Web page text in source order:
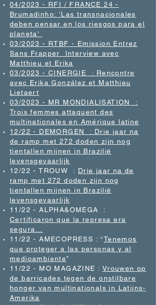
04/2023 - RFI / FRANCE 24 -
Brumadinho: 'Las transnacionales
deben pensar en los riesgos para el
planeta'
03/2023 - RTBF - Emission Entrez
Sans Frapper Interview avec
Matthieu et Erika
03/2023 - CINERGIE : Rencontre
avec Erika González et Matthieu
Lietaert
03/2023 - MR MONDIALISATION
:
Trois femmes attaquent des
multinationales en Amérique latine
12/22 - DEMORGEN : Drie jaar na
de ramp met 272 doden zijn nog
tientallen mijnen in Brazilië
levensgevaarlijk
12/22 - TROUW : Drie jaar na de
ramp met 272 doden zijn nog
tientallen mijnen in Brazilië
levensgevaarlijk
11/22 - ALPHA&OMEGA :
Certificaron que la represa era
segura…
11/22 - AMECOPRESS : “Tenemos
que proteger a las personas y al
medioambiente”
11/22 - MO MAGAZINE : Vrouwen op
de barricades tegen de onstilbare
honger van multinationals in Latijns-
Amerika